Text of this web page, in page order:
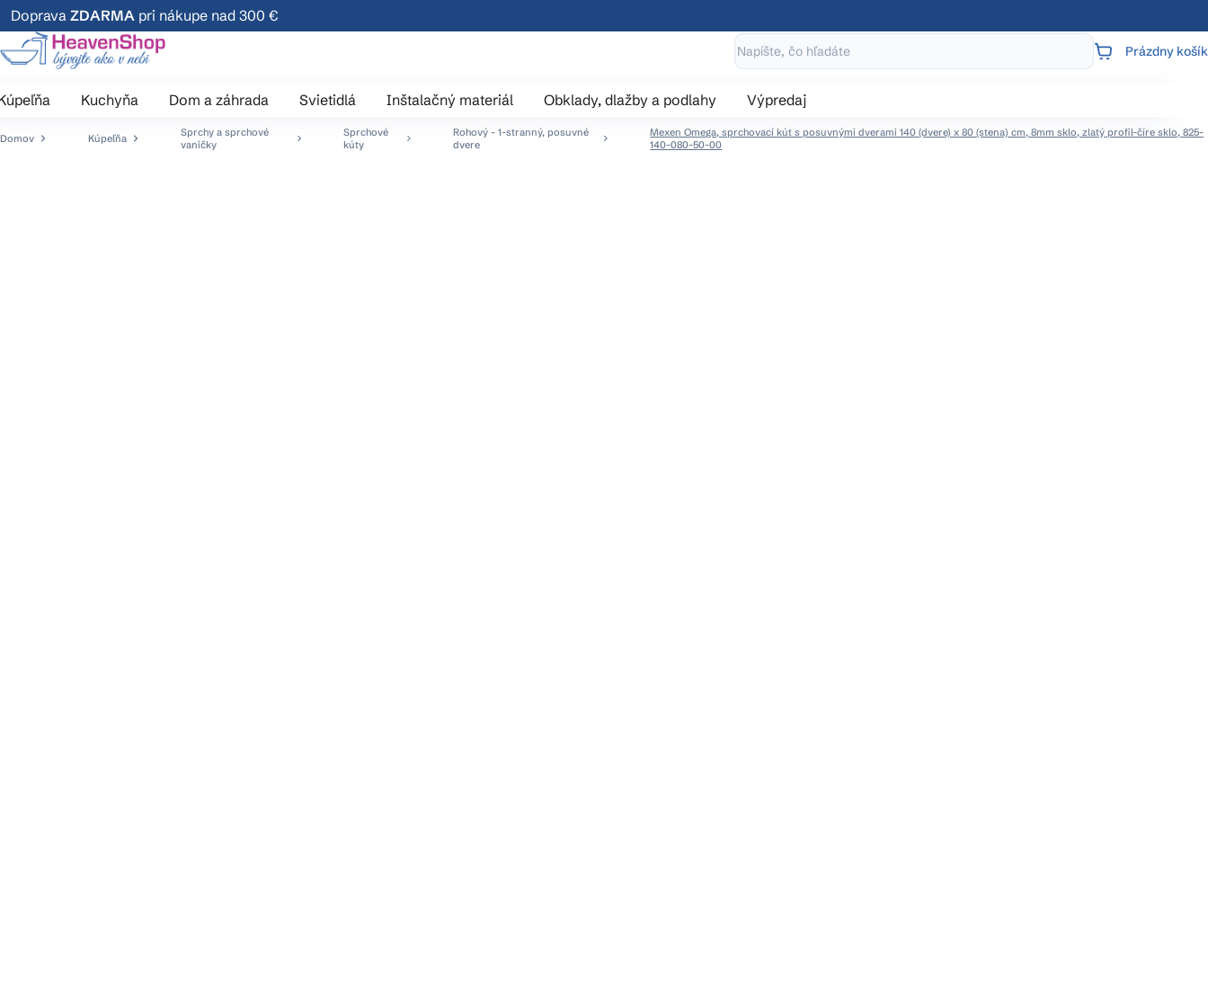
Prejsť
na
obsah
Doprava ZDARMA pri nákupe nad 300 €
NÁKUPNÝ
Prázdny košík
Kuchyňa Dom a záhrada Svietidlá Inštalačný materiál Obklady, dlažby a podlahy Výpredaj
Domov Kúpeľňa
Sprchy a sprchové
vaničky
Sprchové
kúty
Rohový - 1-stranný, posuvné
dvere
Mexen Omega, sprchovací kút s posuvnými dverami 140 (dvere) x 80 (stena) cm, 8mm sklo, zlatý profil-číre sklo, 825-
140-080-50-00